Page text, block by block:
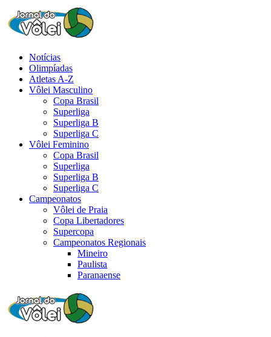
Notícias
Olimpíadas
Atletas A-Z
Vôlei Masculino
Copa Brasil
Superliga
Superliga B
Superliga C
Vôlei Feminino
Copa Brasil
Superliga
Superliga B
Superliga C
Campeonatos
Vôlei de Praia
Copa Libertadores
Supercopa
Campeonatos Regionais
Mineiro
Paulista
Paranaense